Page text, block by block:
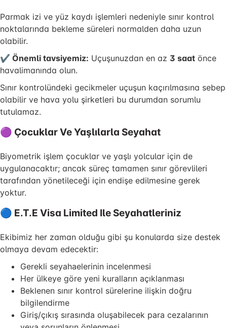
Parmak izi ve yüz kaydı işlemleri nedeniyle sınır kontrol
noktalarında bekleme süreleri normalden daha uzun
olabilir.
✔ Önemli tavsiyemiz: Uçuşunuzdan en az 3 saat önce
havalimanında olun.
Sınır kontrolündeki gecikmeler uçuşun kaçırılmasına sebep
olabilir ve hava yolu şirketleri bu durumdan sorumlu
tutulamaz.
🟣 Çocuklar Ve Yaşlılarla Seyahat
Biyometrik işlem çocuklar ve yaşlı yolcular için de
uygulanacaktır; ancak süreç tamamen sınır görevlileri
tarafından yönetileceği için endişe edilmesine gerek
yoktur.
🔵 E.T.E Visa Limited Ile Seyahatleriniz
Ekibimiz her zaman olduğu gibi şu konularda size destek
olmaya devam edecektir:
Gerekli seyahaelerinin incelenmesi
Her ülkeye göre yeni kuralların açıklanması
Beklenen sınır kontrol sürelerine ilişkin doğru
bilgilendirme
Giriş/çıkış sırasında oluşabilecek para cezalarının